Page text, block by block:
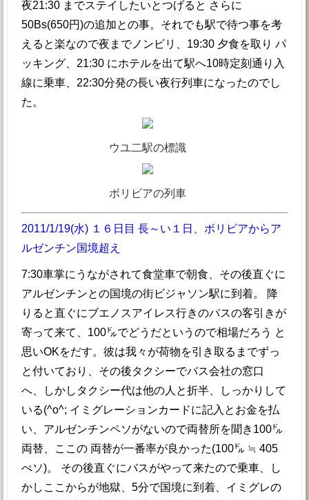
夜21:30 までステイしたいとつげると さらに
50Bs(650円)の追加との事。それでも駅で待つ事を考
えると楽なので夜までノンビリ、19:30 夕食を取り パ
ッキング、21:30 にホテルを出て駅へ10時定刻通り入
線に乗車、22:30分発の長い夜行列車になったのでし
た。
ウユ二駅の標識
ボリビアの列車
2011/1/19(水) １６日目 長～い１日、ボリビアからア
ルゼンチン国境超え
7:30車掌にうながされて食堂車で朝食、その後直ぐに
アルゼンチンとの国境の街ビジャソン駅に到着。 降
りると直ぐにブエノスアイレス行きのバスの客引きが
寄って来て、100㌦でどうだというので相場だろう と
思いOKをだす。彼は我々が荷物を引き取るまでずっ
と付いており、その後タクシーでバス会社の窓口
へ、しかしタクシー代は他の人と折半、しっかりして
いる(^o^; イミグレーションカードに記入とお金を払
い、アルゼンチンペソがないので両替所を聞き100㌦
両替、ここの 両替が一番率が良かった(100㌦ ≒ 405
ぺソ)。 その後直ぐにバスがやって来たので乗車、し
かしここからが地獄、5分で国境に到着、イミグレの